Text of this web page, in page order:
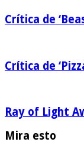
Crítica de
Crítica de
Ray of Light
Mira esto